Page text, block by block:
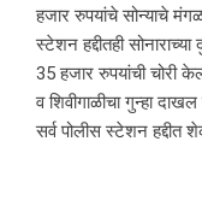
हजार रुपयांचे सोन्याचे
स्टेशन हद्दीतही
35 हजार रुपयांची चोरी
व शिवीगाळीचा गुन्हा
सर्व पोलीस स्टेशन हद्दीत